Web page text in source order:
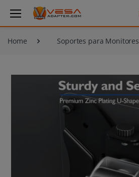
Home Soportes para Monitores